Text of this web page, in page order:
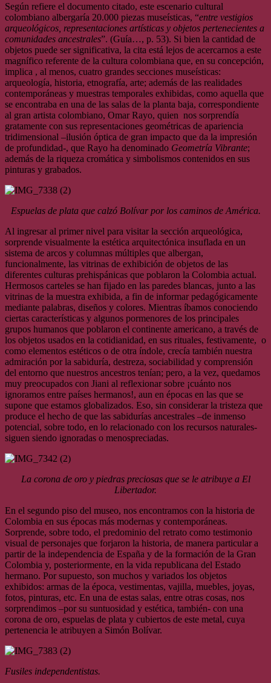
Según refiere el documento citado, este escenario cultural
colombiano albergaría 20.000 piezas museísticas, “entre vestigios
arqueológicos, representaciones artísticas y objetos pertenecientes a
comunidades ancestrales”. (Guía…, p. 53). Si bien la cantidad de
objetos puede ser significativa, la cita está lejos de acercarnos a este
magnífico referente de la cultura colombiana que, en su concepción,
implica , al menos, cuatro grandes secciones museísticas:
arqueología, historia, etnografía, arte; además de las realidades
contemporáneas y muestras temporales exhibidas, como aquella que
se encontraba en una de las salas de la planta baja, correspondiente
al gran artista colombiano, Omar Rayo, quien nos sorprendía
gratamente con sus representaciones geométricas de apariencia
tridimensional –ilusión óptica de gran impacto que da la impresión
de profundidad-, que Rayo ha denominado Geometría Vibrante;
además de la riqueza cromática y simbolismos contenidos en sus
pinturas y grabados.
Espuelas de plata que calzó Bolívar por los caminos de América.
Al ingresar al primer nivel para visitar la sección arqueológica,
sorprende visualmente la estética arquitectónica insuflada en un
sistema de arcos y columnas múltiples que albergan,
funcionalmente, las vitrinas de exhibición de objetos de las
diferentes culturas prehispánicas que poblaron la Colombia actual.
Hermosos carteles se han fijado en las paredes blancas, junto a las
vitrinas de la muestra exhibida, a fin de informar pedagógicamente
mediante palabras, diseños y colores. Mientras íbamos conociendo
ciertas características y algunos pormenores de los principales
grupos humanos que poblaron el continente americano, a través de
los objetos usados en la cotidianidad, en sus rituales, festivamente, o
como elementos estéticos o de otra índole, crecía también nuestra
admiración por la sabiduría, destreza, sociabilidad y comprensión
del entorno que nuestros ancestros tenían; pero, a la vez, quedamos
muy preocupados con Jiani al reflexionar sobre ¡cuánto nos
ignoramos entre países hermanos!, aun en épocas en las que se
supone que estamos globalizados. Eso, sin considerar la tristeza que
produce el hecho de que las sabidurías ancestrales –de inmenso
potencial, sobre todo, en lo relacionado con los recursos naturales-
siguen siendo ignoradas o menospreciadas.
La corona de oro y piedras preciosas que se le atribuye a El
Libertador.
En el segundo piso del museo, nos encontramos con la historia de
Colombia en sus épocas más modernas y contemporáneas.
Sorprende, sobre todo, el predominio del retrato como testimonio
visual de personajes que forjaron la historia, de manera particular a
partir de la independencia de España y de la formación de la Gran
Colombia y, posteriormente, en la vida republicana del Estado
hermano. Por supuesto, son muchos y variados los objetos
exhibidos: armas de la época, vestimentas, vajilla, muebles, joyas,
fotos, pinturas, etc. En una de estas salas, entre otras cosas, nos
sorprendimos –por su suntuosidad y estética, también- con una
corona de oro, espuelas de plata y cubiertos de este metal, cuya
pertenencia le atribuyen a Simón Bolívar.
Fusiles independentistas.